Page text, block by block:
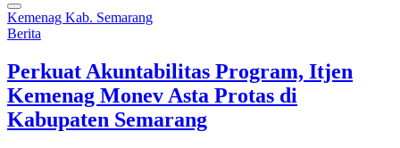
Kemenag Kab. Semarang
Berita
Perkuat Akuntabilitas Program, Itjen
Kemenag Monev Asta Protas di
Kabupaten Semarang